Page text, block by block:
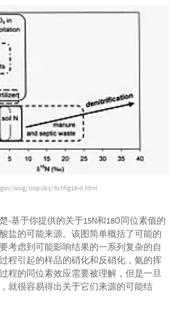
isoig/isopubs/itchfig16-9.html
-基于你提供的关于15N和18O同位素值的
盐的可能来源。该图简单概括了可能的
考虑到可能影响结果的一系列复杂的自
程引起的样品的硝化和反硝化，氨的挥
程的同位素效应需要被理解，但是一旦
就很容易得出关于它们来源的可能结